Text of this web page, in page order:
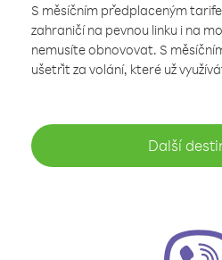
S měsíčním předplaceným
zahraničí na pevnou linku i na
nemusíte obnovovat. S
ušetřit za volání, které už
Další